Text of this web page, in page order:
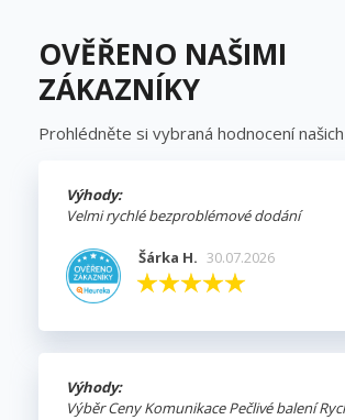
OVĚŘENO NAŠIMI
ZÁKAZNÍKY
Prohlédněte si vybraná hodnocení
Výhody:
Velmi rychlé bezproblémové dodání
Šárka H. 30.07.2026
Výhody:
Výběr Ceny Komunikace Pečlivé balení